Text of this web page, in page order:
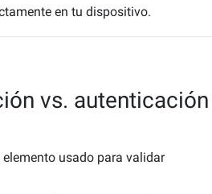
en tu dispositivo.
vs. autenticación
elemento usado para validar